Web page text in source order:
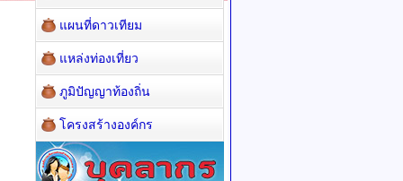
แผนที่ดาวเทียม
แหล่งท่องเที่ยว
ภูมิปัญญาท้องถิ่น
โครงสร้างองค์กร